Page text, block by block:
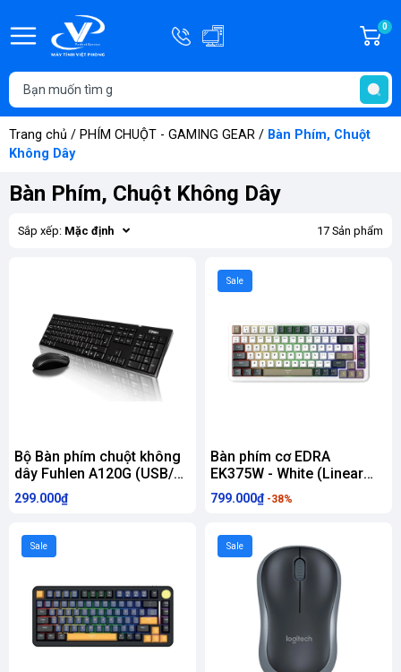
Hotline
0908.181.686
-
0
Trang chủ / PHÍM CHUỘT - GAMING GEAR / Bàn Phím, Chuột
Không Dây
Bàn Phím, Chuột Không Dây
Sắp xếp: Mặc định 17 Sản phẩm
Bộ Bàn phím chuột không
dây Fuhlen A120G (USB/
đen)
299.000₫
Sale
Bàn phím cơ EDRA
EK375W - White (Linear
Switch)
799.000₫ -38%
Sale Sale